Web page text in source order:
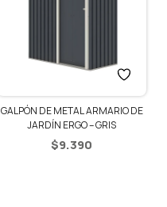
GALPÓN DE METAL ARMARIO DE
JARDÍN ERGO – GRIS
$9.390